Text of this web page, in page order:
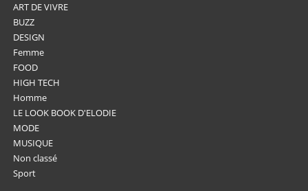
ART DE VIVRE
BUZZ
DESIGN
Femme
FOOD
HIGH TECH
Homme
LE LOOK BOOK D'ELODIE
MODE
MUSIQUE
Non classé
Sport